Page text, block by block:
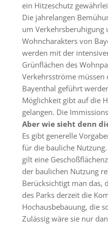
ein Hitzeschutz
Die jahrelangen
um Verkehrsberuhigung
Wohncharakters von
werden mit der
Grünflächen des
Verkehrsströme
Bayenthal geführt
Möglichkeit gibt auf die
gelangen. Die
Aber wie sieht denn
Es gibt generelle
für die bauliche
gilt eine
der baulichen Nutzung
Berücksichtigt man das,
des Parks derzeit die
Hochausbebauung, die
Zulässig wäre sie nur